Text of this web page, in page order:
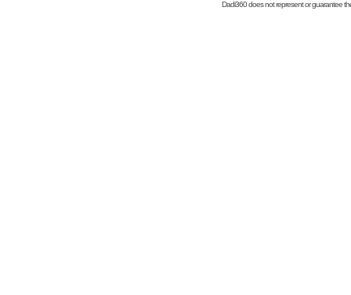
Dadi360 does not represent or guarantee